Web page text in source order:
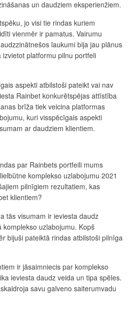
un daudziem eksperienžiem.
jo visi tie rindas kuriem
vienmēr ir pamatus. Vairumu
laukumi bija jau plānus
platformu pilnu portfeli
aspekti atbilstoši pateikt vai nav
Rainbet konkurētspējas attīstība
brīža tiek veicina platformas
kuri visspēcīgais aspekti
ar daudziem klientiem.
par Rainbets portfeili mums
komplekso uzlabojumu 2021
pilnīgiem rezultatiem, kas
klientiem?
tās visumam ir ieviesta daudz
uzlabojumu. Kopš
bijuši pateiktā rindas atbilstoši pilnīga
ir jāsaimniecis par komplekso
ieviesta daudz veida un tipa spēles.
savu galveno saiterumvadu